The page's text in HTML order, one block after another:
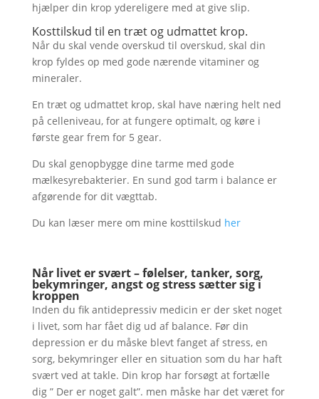
hjælper din krop ydereligere med at give slip.
Kosttilskud til en træt og udmattet krop.
Når du skal vende overskud til overskud, skal din
krop fyldes op med gode nærende vitaminer og
mineraler.
En træt og udmattet krop, skal have næring helt ned
på celleniveau, for at fungere optimalt, og køre i
første gear frem for 5 gear.
Du skal genopbygge dine tarme med gode
mælkesyrebakterier. En sund god tarm i balance er
afgørende for dit vægttab.
Du kan læser mere om mine kosttilskud her
Når livet er svært – følelser, tanker, sorg,
bekymringer, angst og stress sætter sig i
kroppen
Inden du fik antidepressiv medicin er der sket noget
i livet, som har fået dig ud af balance. Før din
depression er du måske blevt fanget af stress, en
sorg, bekymringer eller en situation som du har haft
svært ved at takle. Din krop har forsøgt at fortælle
dig ” Der er noget galt”. men måske har det været for